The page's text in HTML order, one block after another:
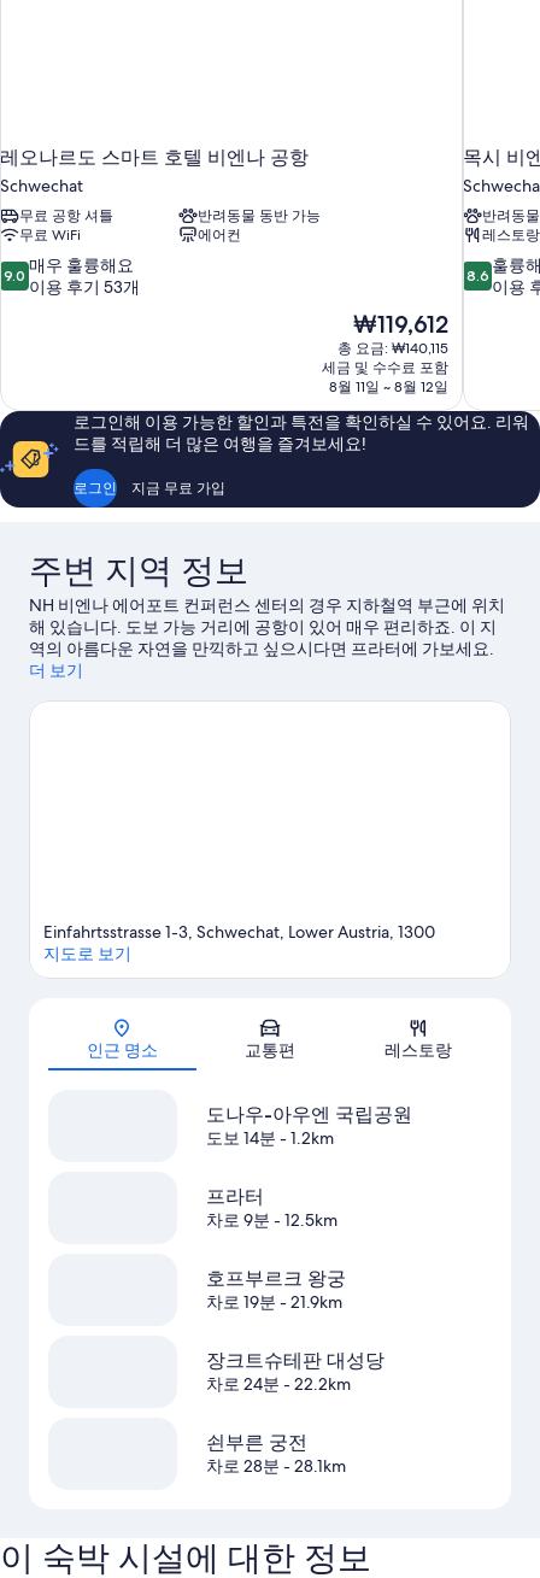
레오나르도 스마트 호텔 비엔나 공항
Schwechat
무료 공항 셔틀
반려동물 동반 가능
무료 WiFi
에어컨
10
점
점,
매
훌
륭
해
9.0 매우 훌륭해요
이용 후기 53개
현
재
요
금
₩119,612
₩119,612
총 요금: ₩140,115
세금 및 수수료 포함
8월 11일 ~ 8월 12일
목시 비
반려동
레스토랑
10
점
점,
훌
륭
이
개
8.6 훌륭
이용
로그인해 이용 가능한 할인과 특전을 확인하실 수 있어요. 리워
드를 적립해 더 많은 여행을 즐겨보세요!
로그인 지금 무료 가입
주변 지역 정보
NH 비엔나 에어포트 컨퍼런스 센터의 경우 지하철역 부근에 위치
해 있습니다. 도보 가능 거리에 공항이 있어 매우 편리하죠. 이 지
역의 아름다운 자연을 만끽하고 싶으시다면 프라터에 가보세요.
문화적 즐길거리를 경험할 수 있는 벨베데레, 호프부르크 왕궁도
펠 스타디움 및 관광 명소 음악예술대학교도 놓치지 마세요.
더 보기
지도
Einfahrtsstrasse 1-3, Schwechat, Lower Austria, 1300
지도로 보기
인근 명소 교통편 레스토랑
도나우-아우엔 국립공원
도보 14분 - 1.2km
프라터
차로 9분 - 12.5km
호프부르크 왕궁
차로 19분 - 21.9km
장크트슈테판 대성당
차로 24분 - 22.2km
쇤부른 궁전
차로 28분 - 28.1km
이 숙박 시설에 대한 정보